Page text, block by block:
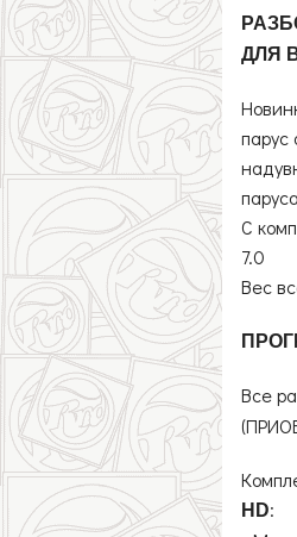
ДЛЯ
парус
С
7.0
Вес
Все
HD: